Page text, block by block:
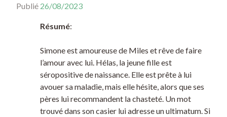
Publié 26/08/2023
Résumé:
Simone est amoureuse de Miles et rêve de faire
l’amour avec lui. Hélas, la jeune fille est
séropositive de naissance. Elle est prête à lui
avouer sa maladie, mais elle hésite, alors que ses
pères lui recommandent la chasteté. Un mot
trouvé dans son casier lui adresse un ultimatum. Si